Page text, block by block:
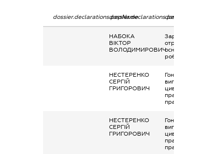
dossier.declarations.pepNamedossier.declarations.personName
НАБОКА
ВІКТОР
ВОЛОДИМИРОВИЧ
Заробітна плата
отримана за
основним місцем
роботи
НЕСТЕРЕНКО
СЕРГІЙ
ГРИГОРОВИЧ
Гонорари та інші
виплати згідно з
цивільно-
правовим
правочинами
НЕСТЕРЕНКО
СЕРГІЙ
ГРИГОРОВИЧ
Гонорари та інші
виплати згідно з
цивільно-
правовим
правочинами